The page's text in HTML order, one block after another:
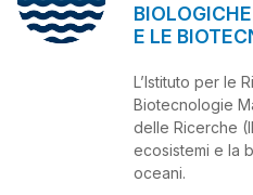
BIOLOGICHE
E LE
L’Istituto per le
Biotecnologie
delle Ricerche
ecosistemi e la
oceani.